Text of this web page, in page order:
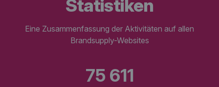
statistiken
Eine Zusammenfassung der Aktivitäten auf allen
Brandsupply-Websites
75 611